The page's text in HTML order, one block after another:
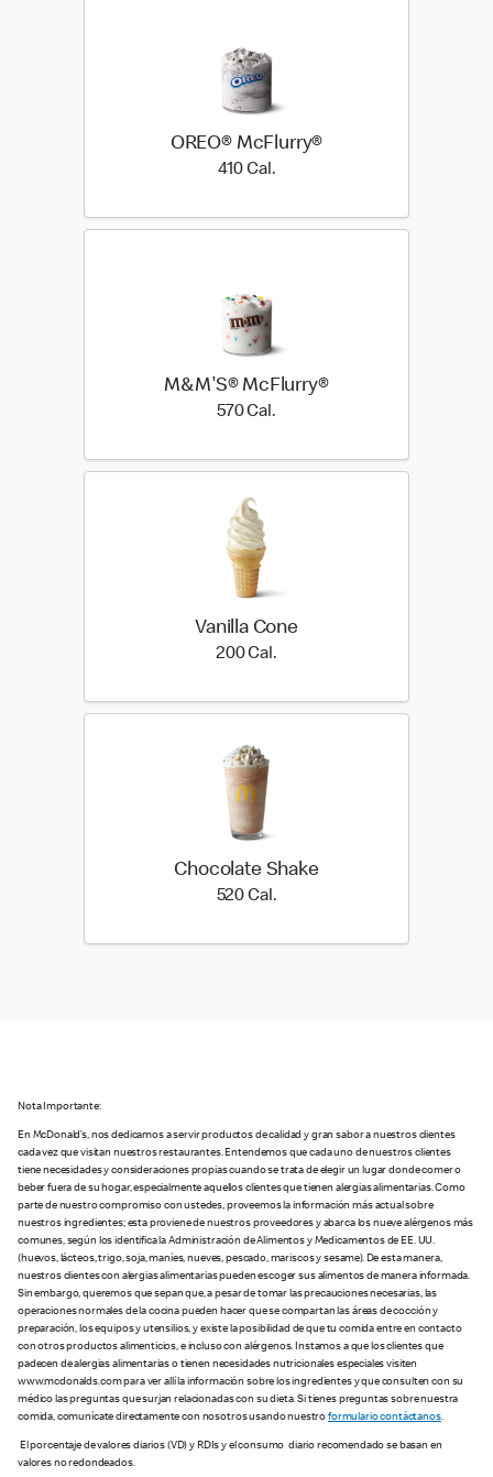
OREO® McFlurry®
410 Cal.410 Cal.
M&M'S® McFlurry®
570 Cal.570 Cal.
Vanilla Cone
200 Cal.200 Cal.
Chocolate Shake
520 Cal.520 Cal.
Nota Importante:
En McDonald’s, nos dedicamos a servir productos de calidad y gran sabor a nuestros clientes
cada vez que visitan nuestros restaurantes. Entendemos que cada uno de nuestros clientes
tiene necesidades y consideraciones propias cuando se trata de elegir un lugar donde comer o
beber fuera de su hogar, especialmente aquellos clientes que tienen alergias alimentarias. Como
parte de nuestro compromiso con ustedes, proveemos la información más actual sobre
nuestros ingredientes; esta proviene de nuestros proveedores y abarca los nueve alérgenos más
comunes, según los identifica la Administración de Alimentos y Medicamentos de EE. UU.
(huevos, lácteos, trigo, soja, maníes, nueves, pescado, mariscos y sesame). De esta manera,
nuestros clientes con alergias alimentarias pueden escoger sus alimentos de manera informada.
Sin embargo, queremos que sepan que, a pesar de tomar las precauciones necesarias, las
operaciones normales de la cocina pueden hacer que se compartan las áreas de cocción y
preparación, los equipos y utensilios, y existe la posibilidad de que tu comida entre en contacto
con otros productos alimenticios, e incluso con alérgenos. Instamos a que los clientes que
padecen de alergias alimentarias o tienen necesidades nutricionales especiales visiten
www.mcdonalds.com para ver allí la información sobre los ingredientes y que consulten con su
médico las preguntas que surjan relacionadas con su dieta. Si tienes preguntas sobre nuestra
comida, comunícate directamente con nosotros usando nuestroformulario contáctanos.
El porcentaje de valores diarios (VD) y RDIs y el consumo diario recomendado se basan en
valores no redondeados.